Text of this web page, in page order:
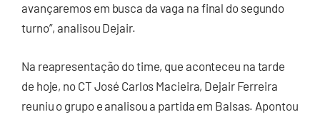
avançaremos em busca da vaga na final do segundo
turno”, analisou Dejair.
Na reapresentação do time, que aconteceu na tarde
de hoje, no CT José Carlos Macieira, Dejair Ferreira
reuniu o grupo e analisou a partida em Balsas. Apontou